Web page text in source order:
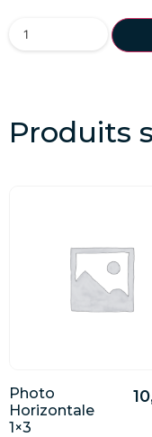
Produits
Photo
Horizontale
1×3